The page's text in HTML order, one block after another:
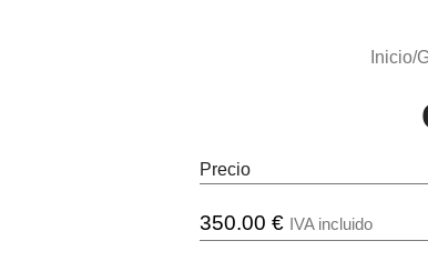
Inicio/
Precio
350.00 € IVA incluido